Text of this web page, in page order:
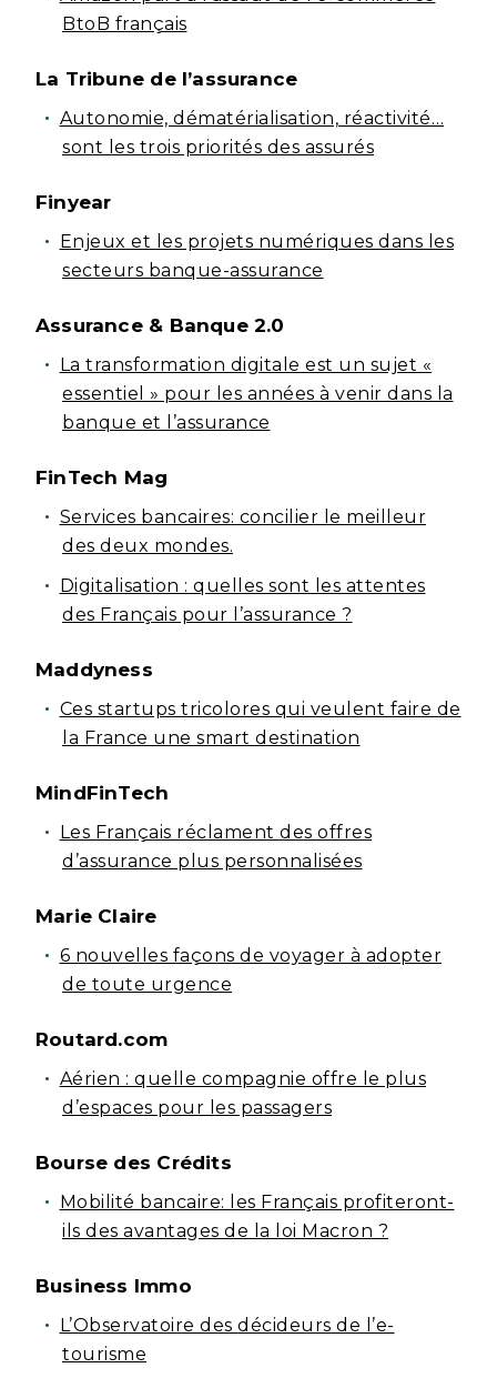
BtoB français
La Tribune de l’assurance
Autonomie, dématérialisation, réactivité…
sont les trois priorités des assurés
Finyear
Enjeux et les projets numériques dans les
secteurs banque-assurance
Assurance & Banque 2.0
La transformation digitale est un sujet «
essentiel » pour les années à venir dans la
banque et l’assurance
FinTech Mag
Services bancaires: concilier le meilleur
des deux mondes.
Digitalisation : quelles sont les attentes
des Français pour l’assurance ?
Maddyness
Ces startups tricolores qui veulent faire de
la France une smart destination
MindFinTech
Les Français réclament des offres
d’assurance plus personnalisées
Marie Claire
6 nouvelles façons de voyager à adopter
de toute urgence
Routard.com
Aérien : quelle compagnie offre le plus
d’espaces pour les passagers
Bourse des Crédits
Mobilité bancaire: les Français profiteront-
ils des avantages de la loi Macron ?
Business Immo
L’Observatoire des décideurs de l’e-
tourisme